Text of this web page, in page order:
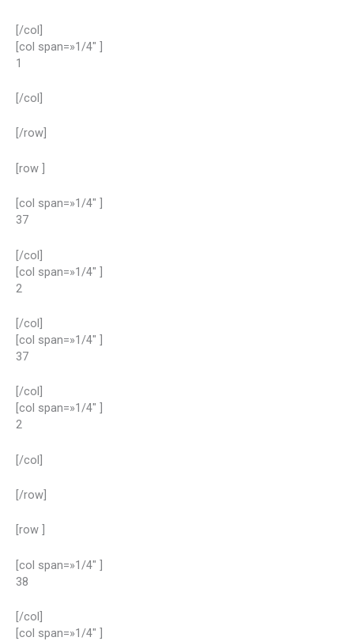
[/col]
[col span=»1/4″ ]
1
[/col]
[/row]
[row ]
[col span=»1/4″ ]
37
[/col]
[col span=»1/4″ ]
2
[/col]
[col span=»1/4″ ]
37
[/col]
[col span=»1/4″ ]
2
[/col]
[/row]
[row ]
[col span=»1/4″ ]
38
[/col]
[col span=»1/4″ ]